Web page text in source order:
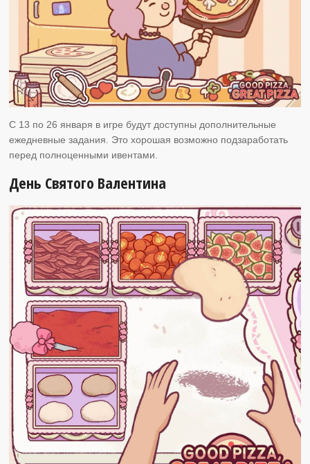
C 13 по 26 января в игре будут доступны дополнительные
ежедневные задания. Это хорошая возможно подзаработать
перед полноценными ивентами.
День Святого Валентина